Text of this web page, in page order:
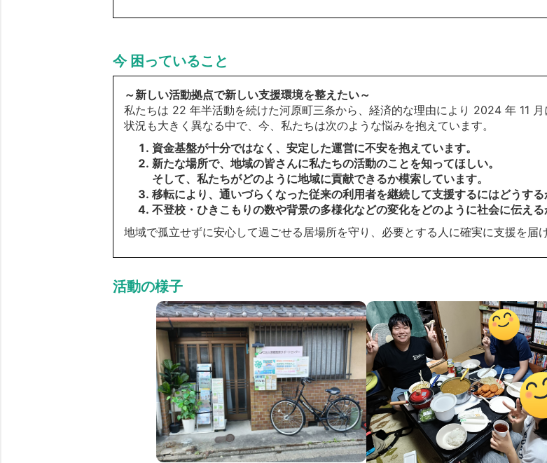
今 困っていること
～新しい活動拠点で新しい支援環境を整えたい～
私たちは 22 年半活動を続けた河原町三条から、経済的な理由により 2024 年 11
状況も大きく異なる中で、今、私たちは次のような悩みを抱えています。
資金基盤が十分ではなく、安定した運営に不安を抱えています。
新たな場所で、地域の皆さんに私たちの活動のことを知ってほしい。
そして、私たちがどのように地域に貢献できるか模索しています。
移転により、通いづらくなった従来の利用者を継続して支援するにはどうする
不登校・ひきこもりの数や背景の多様化などの変化をどのように社会に伝える
地域で孤立せずに安心して過ごせる居場所を守り、必要とする人に確実に支援を届
活動の様子